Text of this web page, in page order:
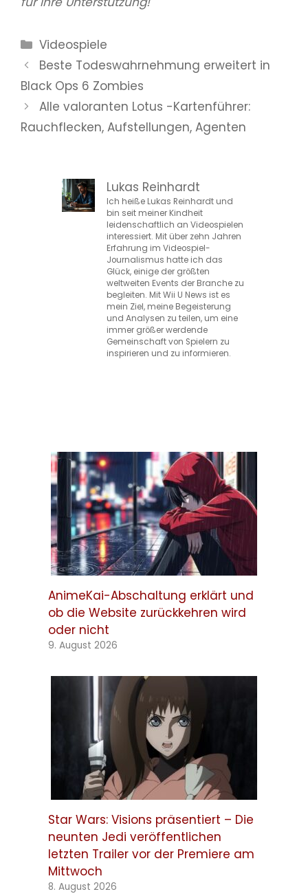
Kategorien
Videospiele
Beste Todeswahrnehmung erweitert in
Black Ops 6 Zombies
Alle valoranten Lotus -Kartenführer:
Rauchflecken, Aufstellungen, Agenten
Lukas Reinhardt
Ich heiße Lukas Reinhardt und
bin seit meiner Kindheit
leidenschaftlich an Videospielen
interessiert. Mit über zehn Jahren
Erfahrung im Videospiel-
Journalismus hatte ich das
Glück, einige der größten
weltweiten Events der Branche zu
begleiten. Mit Wii U News ist es
mein Ziel, meine Begeisterung
und Analysen zu teilen, um eine
immer größer werdende
Gemeinschaft von Spielern zu
inspirieren und zu informieren.
AnimeKai-Abschaltung erklärt und
ob die Website zurückkehren wird
oder nicht
9. August 2026
Star Wars: Visions präsentiert – Die
neunten Jedi veröffentlichen
letzten Trailer vor der Premiere am
Mittwoch
8. August 2026